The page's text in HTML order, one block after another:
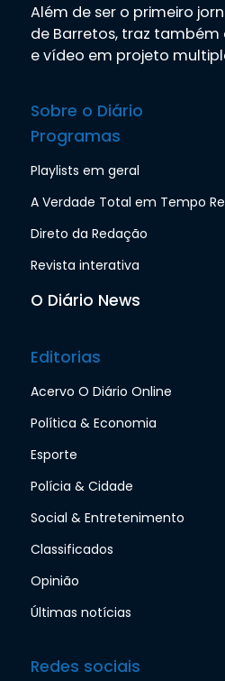
Além de ser o primeiro
de Barretos, traz
e vídeo em projeto
Sobre o Diário
Programas
Playlists em geral
A Verdade Total em Tempo
Direto da Redação
Revista interativa
O Diário News
Editorias
Acervo O Diário Online
Política & Economia
Esporte
Polícia & Cidade
Social & Entretenimento
Classificados
Opinião
Últimas notícias
Redes sociais